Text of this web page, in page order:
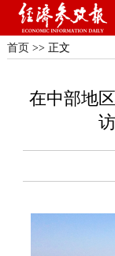
首页 >> 正文
在中部地